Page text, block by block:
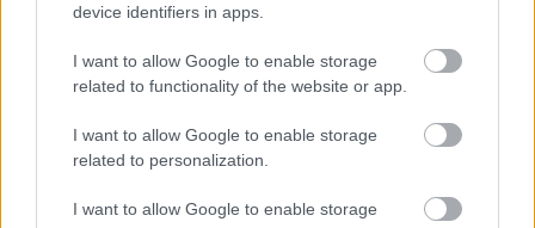
device identifiers in apps.
I want to allow Google to enable storage
related to functionality of the website or app.
I want to allow Google to enable storage
related to personalization.
I want to allow Google to enable storage